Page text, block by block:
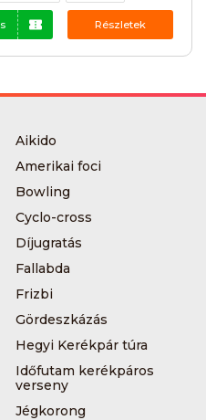
Részletek
Aikido
Amerikai foci
Bowling
Cyclo-cross
Díjugratás
Fallabda
Frizbi
Gördeszkázás
Hegyi Kerékpár túra
Időfutam kerékpáros
verseny
Jégkorong